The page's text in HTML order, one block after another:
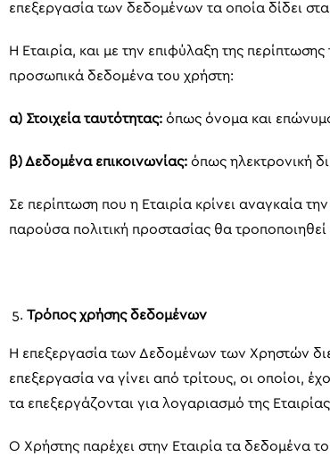
επεξεργασία των δεδομένων τα οποία δίδει
Η Εταιρία, και με την επιφύλαξη της
προσωπικά δεδομένα του χρήστη:
α) Στοιχεία ταυτότητας: όπως όνομα και
β) Δεδομένα επικοινωνίας: όπως ηλεκτρονική
Σε περίπτωση που η Εταιρία κρίνει αναγκαία
παρούσα πολιτική προστασίας θα
Τρόπος χρήσης δεδομένων
Η επεξεργασία των Δεδομένων των Χρηστών
επεξεργασία να γίνει από τρίτους, οι οποίοι,
τα επεξεργάζονται για λογαριασμό της
Ο Χρήστης παρέχει στην Εταιρία τα δεδομένα